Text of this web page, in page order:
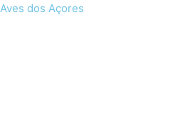
Skip
Aves dos Açores